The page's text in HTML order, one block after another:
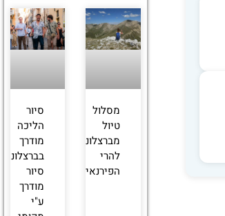
מסלול
טיול
מברצלונה
להרי
הפירנאים
סיור
הליכה
מודרך
בברצלונה:
סיור
מודרך
ע"י